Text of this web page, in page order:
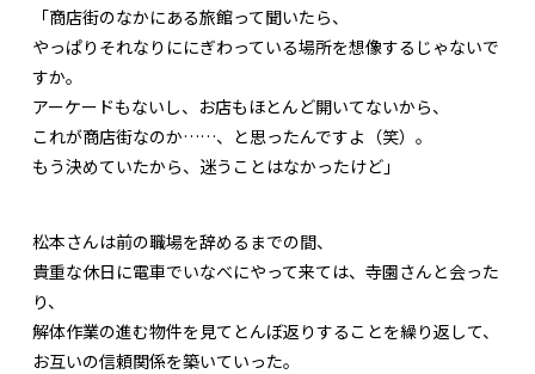
「商店街のなかにある旅館って聞いたら、
やっぱりそれなりににぎわっている場所を想像するじゃないで
すか。
アーケードもないし、お店もほとんど開いてないから、
これが商店街なのか……、と思ったんですよ（笑）。
もう決めていたから、迷うことはなかったけど」
松本さんは前の職場を辞めるまでの間、
貴重な休日に電車でいなべにやって来ては、寺園さんと会った
り、
解体作業の進む物件を見てとんぼ返りすることを繰り返して、
お互いの信頼関係を築いていった。